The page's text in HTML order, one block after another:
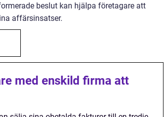
beslut kan hjälpa företagare att
affärsinsatser.
med enskild firma att